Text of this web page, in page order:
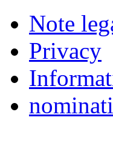
Note
Privacy